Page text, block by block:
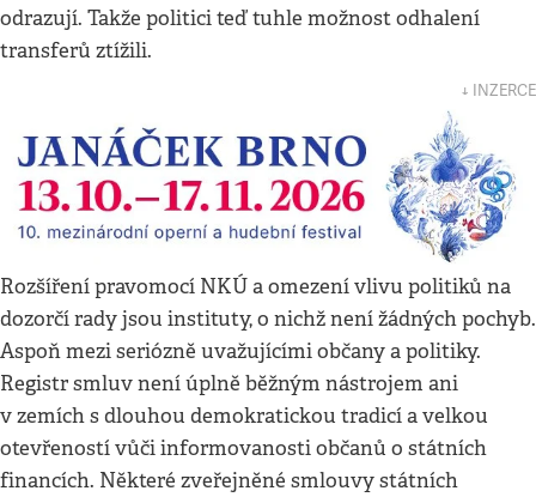
odrazují. Takže politici teď tuhle možnost odhalení
transferů ztížili.
↓ INZERCE
Rozšíření pravomocí NKÚ a omezení vlivu politiků na
dozorčí rady jsou instituty, o nichž není žádných pochyb.
Aspoň mezi seriózně uvažujícími občany a politiky.
Registr smluv není úplně běžným nástrojem ani
v zemích s dlouhou demokratickou tradicí a velkou
otevřeností vůči informovanosti občanů o státních
financích. Některé zveřejněné smlouvy státních